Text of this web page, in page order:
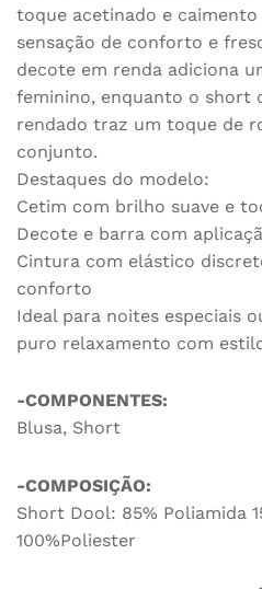
toque acetinado e caimento
sensação de conforto e
decote em renda adiciona
feminino, enquanto o short
rendado traz um toque de
conjunto.
Destaques do modelo:
Cetim com brilho suave e
Decote e barra com
Cintura com elástico
conforto
Ideal para noites especiais
puro relaxamento com
-COMPONENTES:
Blusa, Short
-COMPOSIÇÃO:
Short Dool: 85% Poliamida
100%Poliester